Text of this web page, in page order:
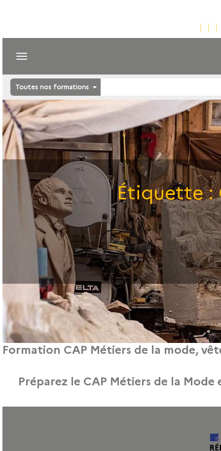
Toutes nos formations
Étiquette :
Formation CAP Métiers de la mode,
Préparez le CAP Métiers de la